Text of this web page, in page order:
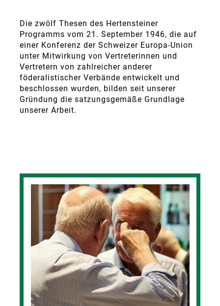
Die zwölf Thesen des Hertensteiner
Programms vom 21. September 1946, die auf
einer Konferenz der Schweizer Europa-Union
unter Mitwirkung von Vertreterinnen und
Vertretern von zahlreicher anderer
föderalistischer Verbände entwickelt und
beschlossen wurden, bilden seit unserer
Gründung die satzungsgemäße Grundlage
unserer Arbeit.